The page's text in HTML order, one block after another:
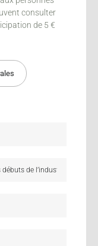
consulter
de 5 €